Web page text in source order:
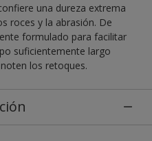
una dureza extrema
roces y la abrasión. De
formulado para facilitar
suficientemente largo
los retoques.